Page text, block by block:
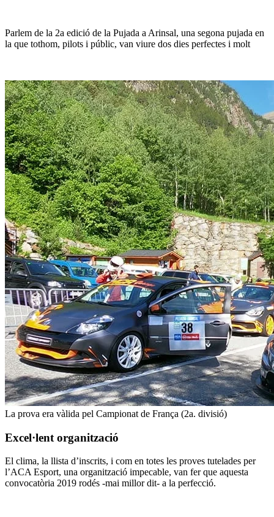
Parlem de la 2a edició de la Pujada a Arinsal, una segona pujada en
la que tothom, pilots i públic, van viure dos dies perfectes i molt
La prova era vàlida pel Campionat de França (2a. divisió)
Excel·lent organització
El clima, la llista d’inscrits, i com en totes les proves tutelades per
l’ACA Esport, una organització impecable, van fer que aquesta
convocatòria 2019 rodés -mai millor dit- a la perfecció.